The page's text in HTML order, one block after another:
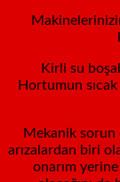
Kirli su
Hortumun
Mekanik sorun
arızalardan biri
onarım